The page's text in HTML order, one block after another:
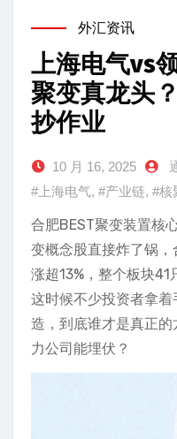
外汇资讯
上海电气vs
聚变真龙头
抄作业
10 月 16, 2025
#上海电气, #产业链, #核
合肥BEST聚变装置核
变概念股直接炸了锅
涨超13%，整个板块
这时候不少投资者拿着
造，到底谁才是真正
力公司能埋伏？